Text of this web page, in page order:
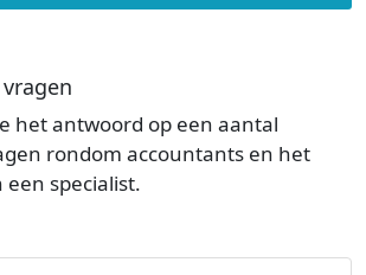
het antwoord op een aantal
rondom accountants en het
specialist.